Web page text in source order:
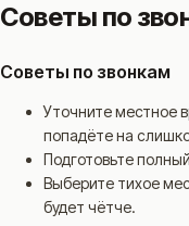
Советы по
Советы по звонкам
Уточните местное
попадёте на
Подготовьте
Выберите тихое
будет чётче.